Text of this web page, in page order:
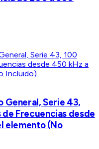
General, Serie 43,
de Frecuencias desde
elemento (No